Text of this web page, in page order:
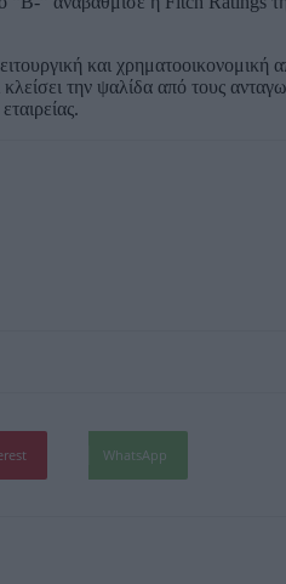
και
κλείσει την ψαλίδα από τους
WhatsApp